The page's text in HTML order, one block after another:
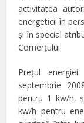
activitatea
energeticii în
și în special
Comerțului.
Prețul
septembrie
pentru 1 kw/h,
kw/h pentru